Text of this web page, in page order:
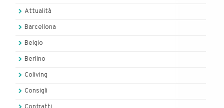
Attualità
Barcellona
Belgio
Berlino
Coliving
Consigli